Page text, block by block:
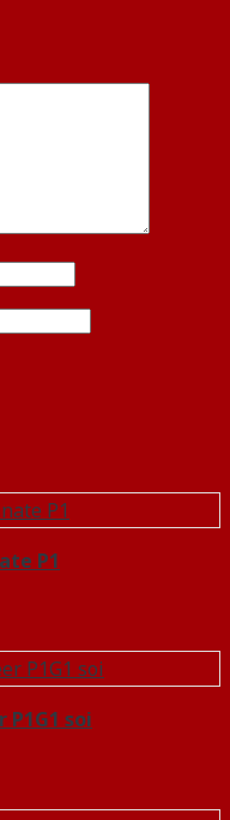
P1
P1G1 soi